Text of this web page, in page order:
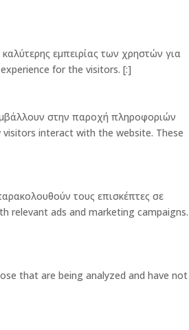
εμπειρίας των χρηστών για
for the visitors. [:]
στην παροχή πληροφοριών
visitors interact with the website. These
τους επισκέπτες σε
relevant ads and marketing campaigns.
that are being analyzed and have not